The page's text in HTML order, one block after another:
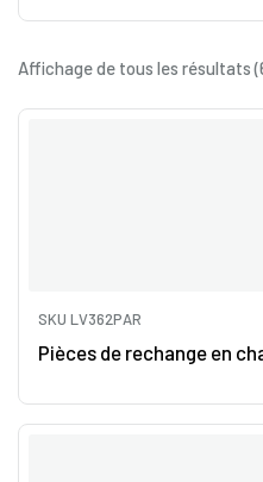
Affichage de tous les résultats
SKU LV362PAR
Pièces de rechange en